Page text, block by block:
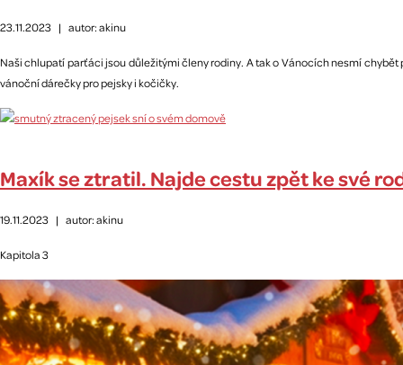
23.11.2023 | autor: akinu
Naši chlupatí parťáci jsou důležitými členy rodiny. A tak o Vánocích nesmí
vánoční dárečky pro pejsky i kočičky.
Maxík se ztratil. Najde cestu zpět ke své
19.11.2023 | autor: akinu
Kapitola 3